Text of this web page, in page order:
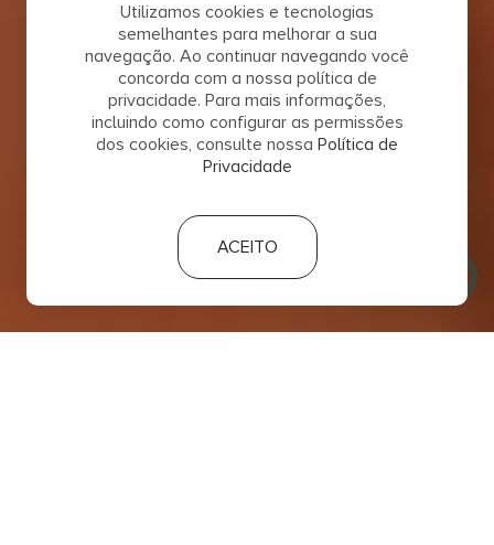
Utilizamos cookies e tecnologias
semelhantes para melhorar a sua
navegação. Ao continuar navegando você
concorda com a nossa política de
privacidade. Para mais informações,
incluindo como configurar as permissões
dos cookies, consulte nossa Política de
Privacidade
ACEITO